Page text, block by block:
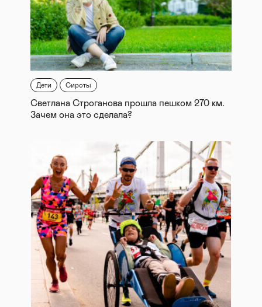
Дети Сироты
Светлана Строганова прошла пешком 270 км.
Зачем она это сделала?